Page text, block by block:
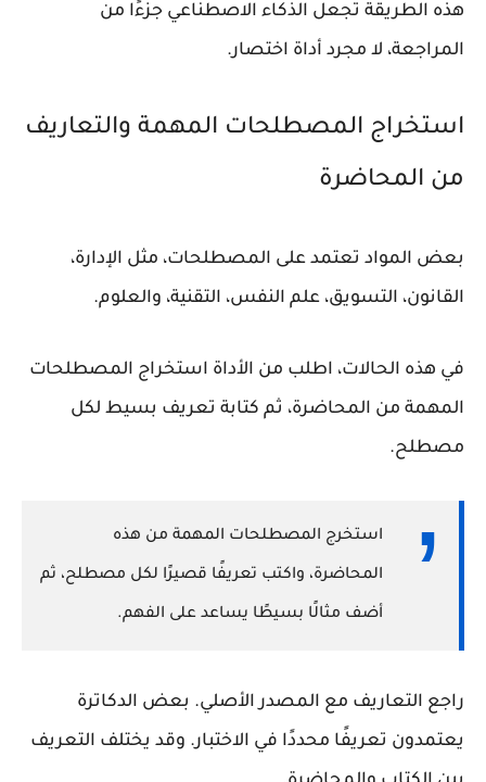
هذه الطريقة تجعل الذكاء الاصطناعي جزءًا من
المراجعة، لا مجرد أداة اختصار.
استخراج المصطلحات المهمة والتعاريف
من المحاضرة
بعض المواد تعتمد على المصطلحات، مثل الإدارة،
القانون، التسويق، علم النفس، التقنية، والعلوم.
في هذه الحالات، اطلب من الأداة استخراج المصطلحات
المهمة من المحاضرة، ثم كتابة تعريف بسيط لكل
مصطلح.
استخرج المصطلحات المهمة من هذه
المحاضرة، واكتب تعريفًا قصيرًا لكل مصطلح، ثم
أضف مثالًا بسيطًا يساعد على الفهم.
راجع التعاريف مع المصدر الأصلي. بعض الدكاترة
يعتمدون تعريفًا محددًا في الاختبار. وقد يختلف التعريف